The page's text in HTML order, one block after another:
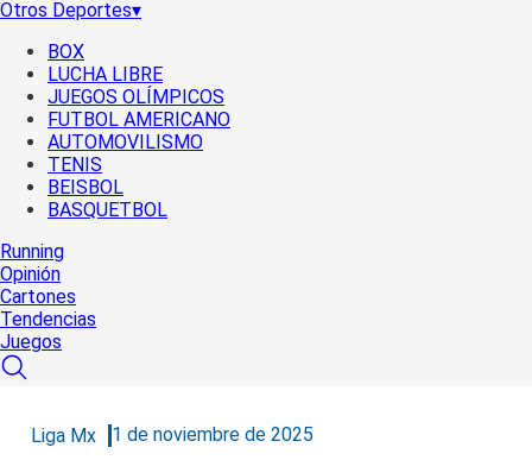
Otros Deportes▾
BOX
LUCHA LIBRE
JUEGOS OLÍMPICOS
FUTBOL AMERICANO
AUTOMOVILISMO
TENIS
BEISBOL
BASQUETBOL
Running
Opinión
Cartones
Tendencias
Juegos
Liga Mx 1 de noviembre de 2025